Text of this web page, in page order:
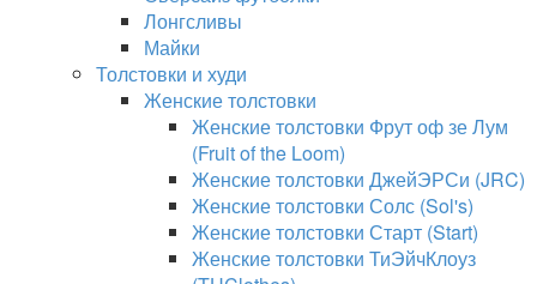
Лонгсливы
Майки
Толстовки и худи
Женские толстовки
Женские толстовки Фрут оф зе Лум
(Fruit of the Loom)
Женские толстовки ДжейЭРСи (JRC)
Женские толстовки Солс (Sol's)
Женские толстовки Старт (Start)
Женские толстовки ТиЭйчКлоуз